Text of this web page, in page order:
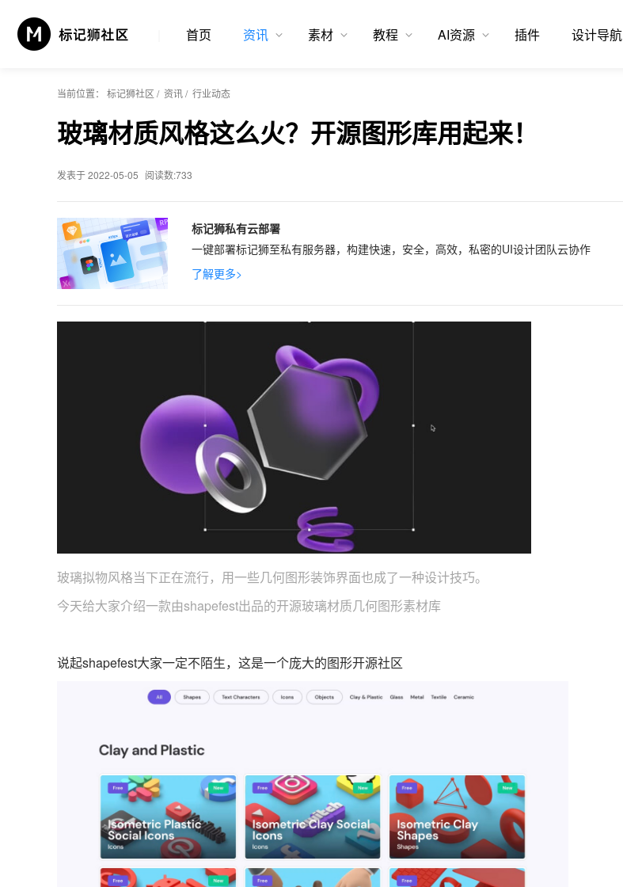
首页 资讯 素材 教程 AI资源 插件 设计导航
当前位置： 标记狮社区 / 资讯/ 行业动态
玻璃材质风格这么火？开源图形库用起来！
发表于 2022-05-05 阅读数:733
标记狮私有云部署
一键部署标记狮至私有服务器，构建快速，安全，高效，私密的UI设计团队云协作
了解更多>
玻璃拟物风格当下正在流行，用一些几何图形装饰界面也成了一种设计技巧。
今天给大家介绍一款由shapefest出品的开源玻璃材质几何图形素材库
说起shapefest大家一定不陌生，这是一个庞大的图形开源社区